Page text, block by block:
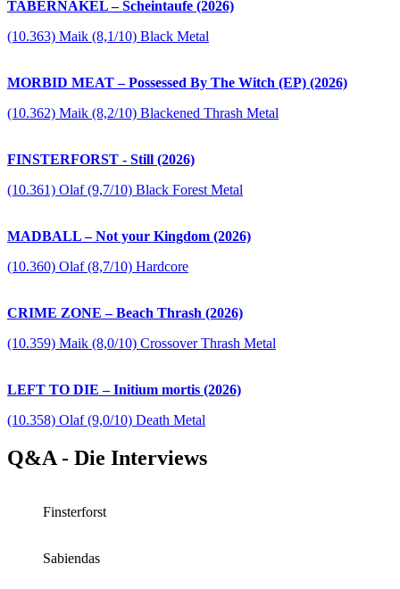
TABERNAKEL – Scheintaufe (2026)
(10.363) Maik (8,1/10) Black Metal
MORBID MEAT – Possessed By The Witch (EP) (2026)
(10.362) Maik (8,2/10) Blackened Thrash Metal
FINSTERFORST - Still (2026)
(10.361) Olaf (9,7/10) Black Forest Metal
MADBALL – Not your Kingdom (2026)
(10.360) Olaf (8,7/10) Hardcore
CRIME ZONE – Beach Thrash (2026)
(10.359) Maik (8,0/10) Crossover Thrash Metal
LEFT TO DIE – Initium mortis (2026)
(10.358) Olaf (9,0/10) Death Metal
Q&A - Die Interviews
Finsterforst
Sabiendas